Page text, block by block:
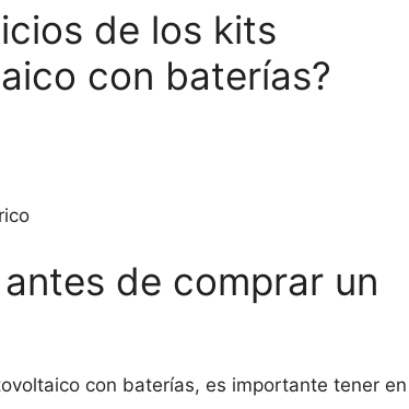
de los kits
con baterías?
de comprar un
con baterías, es importante tener en